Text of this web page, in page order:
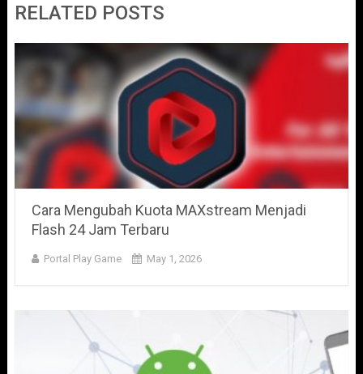
RELATED POSTS
Cara Mengubah Kuota MAXstream Menjadi
Flash 24 Jam Terbaru
Portal Play Game May 1, 2026